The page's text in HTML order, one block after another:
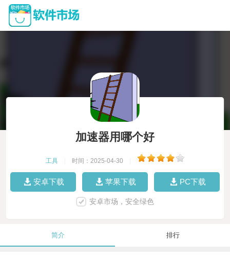
加速器用哪个好
工具 时间：2025-04-30
安卓下载 苹果下载 PC下载
安卓市场，安全绿色
简介 排行